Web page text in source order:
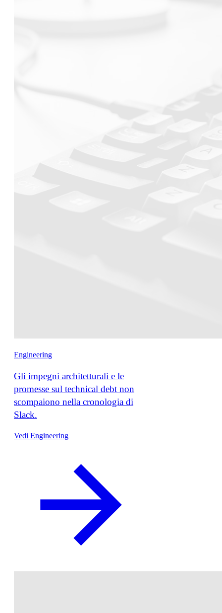
Engineering
Gli impegni architetturali e le
promesse sul technical debt non
scompaiono nella cronologia di
Slack.
Vedi Engineering